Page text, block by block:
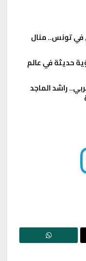
في تونس.. منال
حديثة في عالم
راشد الماجد